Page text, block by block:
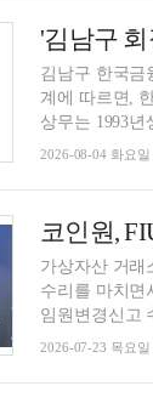
'김남구
김남구 한국금
계에 따르면, 한국투자증권은 최근 인사에서
상무는 1993
2026-08-04 화요
코인원,
가상자산 거래
수리를 마치면
임원변경신고
2026-07-23 목요